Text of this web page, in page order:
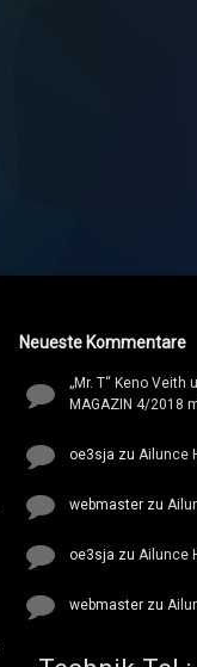
Neueste Kommentare
„Mr. T“ Keno Veith
MAGAZIN 4/2018
oe3sja zu Ailunce
webmaster zu
oe3sja zu Ailunce
webmaster zu